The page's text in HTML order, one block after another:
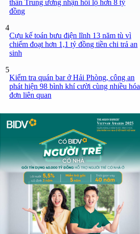
thần Trung ương nhận hối lộ hơn 8 tỷ
đồng
4
Cựu kế toán bưu điện lĩnh 13 năm tù vì
chiếm đoạt hơn 1,1 tỷ đồng tiền chi trả an
sinh
5
Kiểm tra quán bar ở Hải Phòng, công an
phát hiện 98 bình khí cười cùng nhiều hóa
đơn liên quan